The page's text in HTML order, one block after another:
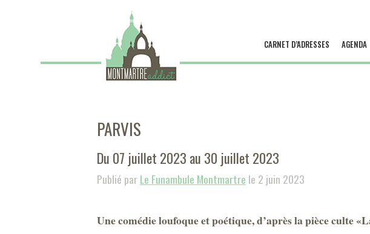
CARNET D’ADRESSES AGENDA
PARVIS
Du 07 juillet 2023 au 30 juillet 2023
Publié parLe Funambule Montmartre le 2 juin 2023
Une comédie loufoque et poétique, d’après la pièce culte